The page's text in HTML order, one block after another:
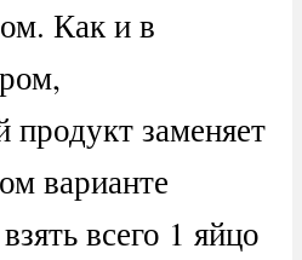
Как и в
заменяет
варианте
всего 1 яйцо